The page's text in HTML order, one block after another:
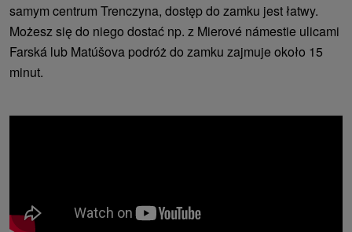
samym centrum Trenczyna, dostęp do zamku jest łatwy.
Możesz się do niego dostać np. z Mierové námestie ulicami
Farská lub Matúšova podróż do zamku zajmuje około 15
minut.